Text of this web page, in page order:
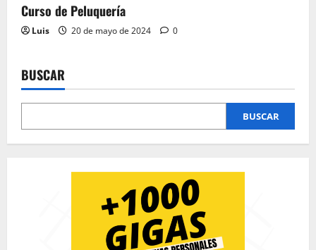
Curso de Peluquería
Luis 20 de mayo de 2024 0
BUSCAR
BUSCAR